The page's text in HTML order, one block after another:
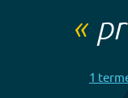
«
1